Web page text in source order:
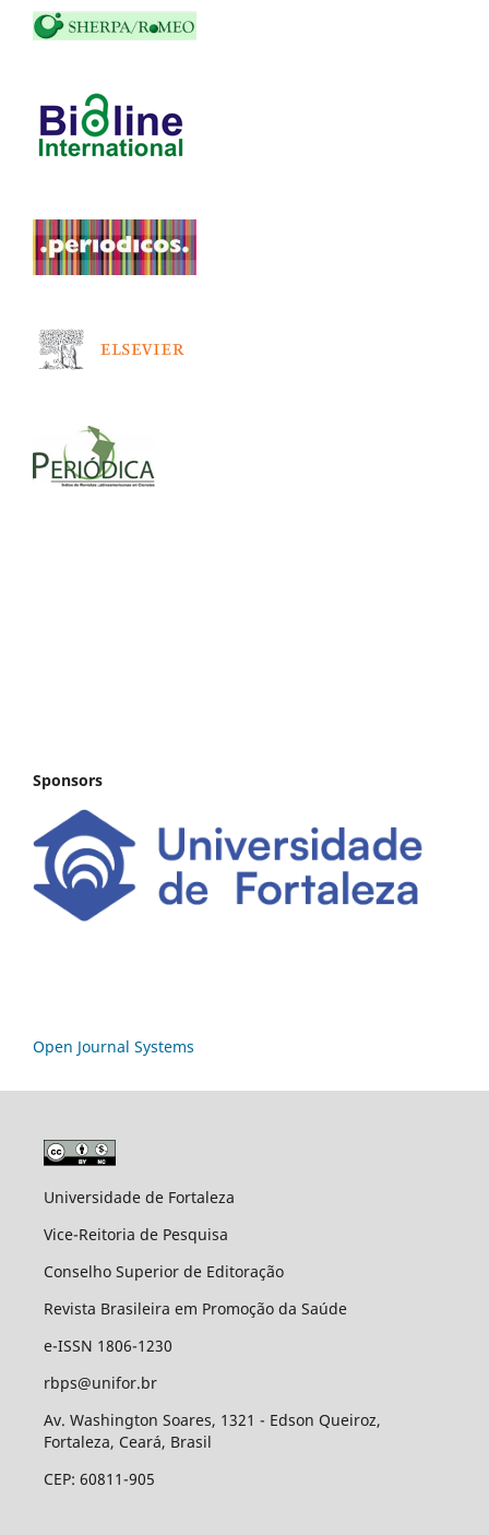
Sponsors
Open Journal Systems
Universidade de Fortaleza
Vice-Reitoria de Pesquisa
Conselho Superior de Editoração
Revista Brasileira em Promoção da Saúde
e-ISSN 1806-1230
rbps@unifor.br
Av. Washington Soares, 1321 - Edson Queiroz,
Fortaleza, Ceará, Brasil
CEP: 60811-905